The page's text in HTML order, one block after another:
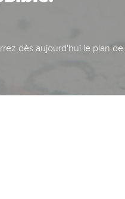
dès aujourd'hui le plan